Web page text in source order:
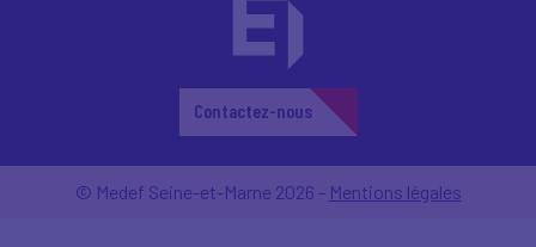
Contactez-nous
© Medef Seine-et-Marne 2026 - Mentions légales